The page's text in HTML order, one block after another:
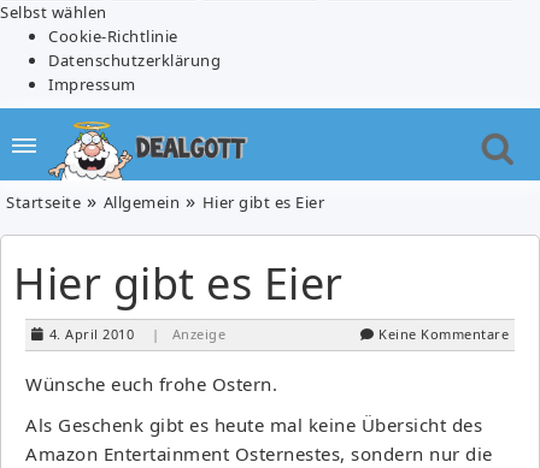
Selbst wählen
Cookie-Richtlinie
Datenschutzerklärung
Impressum
Startseite Allgemein Hier gibt es Eier
Hier gibt es Eier
4. April 2010 | Anzeige Keine Kommentare
Wünsche euch frohe Ostern.
Als Geschenk gibt es heute mal keine Übersicht des
Amazon Entertainment Osternestes, sondern nur die